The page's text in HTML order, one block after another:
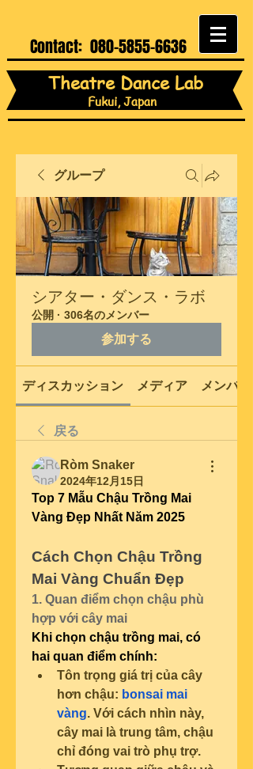
Contact: 080-5855-6636
Theatre Dance Lab
Fukui, Japan
グループ
シアター・ダンス・ラボ
公開 · 306名のメンバー
参加する
ディスカッション メディア メンバー
戻る
Ròm Snaker
2024年12月15日
Top 7 Mẫu Chậu Trồng Mai
Vàng Đẹp Nhất Năm 2025
Cách Chọn Chậu Trồng
Mai Vàng Chuẩn Đẹp
1. Quan điểm chọn chậu phù
hợp với cây mai
Khi chọn chậu trồng mai, có
hai quan điểm chính:
Tôn trọng giá trị của cây
hơn chậu: bonsai mai
vàng. Với cách nhìn này,
cây mai là trung tâm, chậu
chỉ đóng vai trò phụ trợ.